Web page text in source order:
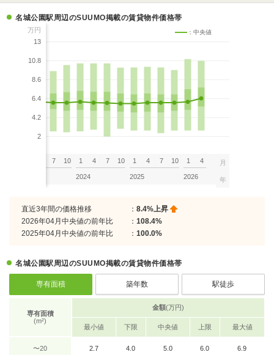
名城公園駅周辺のSUUMO掲載の賃貸物件価格帯
万円
13
10.8
8.6
6.4
4.2
2
：中央値
7 10 1 4 7 10
2024
1 4 7 10
2025
1 4
2026
月
年
直近3年間の価格推移 ： 8.4%上昇
2026年04月中央値の前年比
： 108.4%
2025年04月中央値の前年比
： 100.0%
名城公園駅周辺のSUUMO掲載の賃貸物件価格帯
専有面積 築年数 駅徒歩
専有面積
(m²)
金額(万円)
最小値 下限 中央値 上限 最大値
〜20 2.7 4.0 5.0 6.0 6.9